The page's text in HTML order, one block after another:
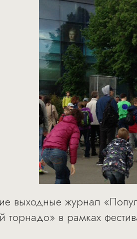
выходные журнал
торнадо» в рамках